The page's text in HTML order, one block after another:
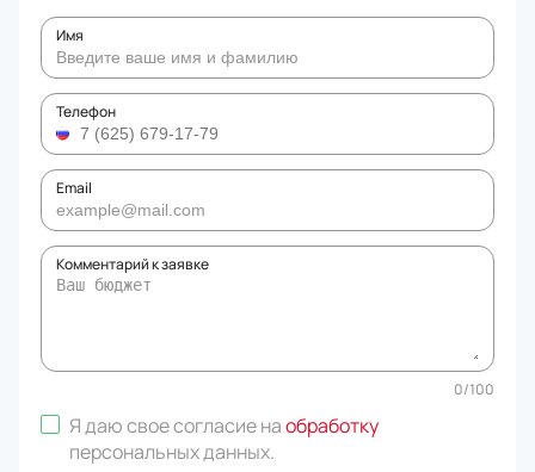
Имя
Телефон
Email
Комментарий к заявке
0/100
Я даю свое согласие наобработку
персональных данных.